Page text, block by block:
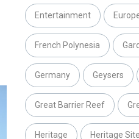
Entertainment
French Polynesia
Germany Geysers
Great Barrier Reef
Heritage Heritage Site